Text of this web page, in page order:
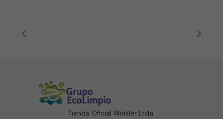
Tienda Oficial Winkler Ltda.